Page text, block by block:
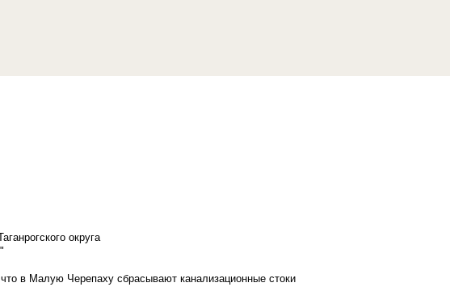
округа
в Малую Черепаху сбрасывают канализационные стоки